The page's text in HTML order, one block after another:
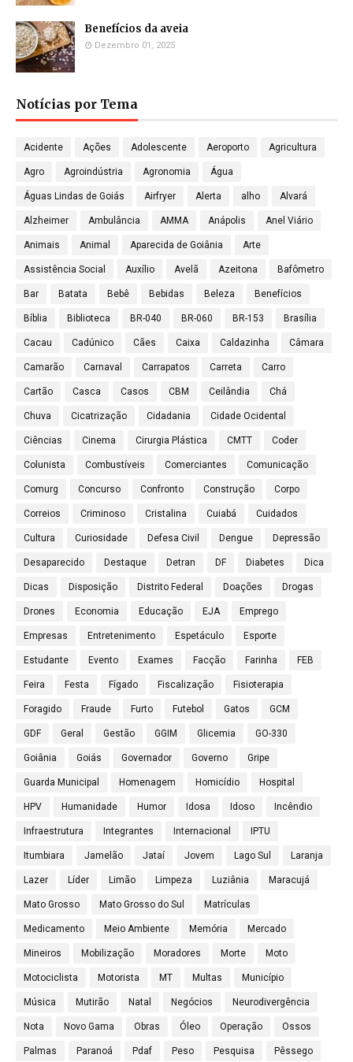
Benefícios da aveia
Dezembro 01, 2025
Notícias por Tema
Acidente Ações Adolescente Aeroporto Agricultura
Agro Agroindústria Agronomia Água
Águas Lindas de Goiás Airfryer Alerta alho Alvará
Alzheimer Ambulância AMMA Anápolis Anel Viário
Animais Animal Aparecida de Goiânia Arte
Assistência Social Auxílio Avelã Azeitona Bafômetro
Bar Batata Bebê Bebidas Beleza Benefícios
Bíblia Biblioteca BR-040 BR-060 BR-153 Brasília
Cacau Cadúnico Cães Caixa Caldazinha Câmara
Camarão Carnaval Carrapatos Carreta Carro
Cartão Casca Casos CBM Ceilândia Chá
Chuva Cicatrização Cidadania Cidade Ocidental
Ciências Cinema Cirurgia Plástica CMTT Coder
Colunista Combustíveis Comerciantes Comunicação
Comurg Concurso Confronto Construção Corpo
Correios Criminoso Cristalina Cuiabá Cuidados
Cultura Curiosidade Defesa Civil Dengue Depressão
Desaparecido Destaque Detran DF Diabetes Dica
Dicas Disposição Distrito Federal Doações Drogas
Drones Economia Educação EJA Emprego
Empresas Entretenimento Espetáculo Esporte
Estudante Evento Exames Facção Farinha FEB
Feira Festa Fígado Fiscalização Fisioterapia
Foragido Fraude Furto Futebol Gatos GCM
GDF Geral Gestão GGIM Glicemia GO-330
Goiânia Goiás Governador Governo Gripe
Guarda Municipal Homenagem Homicídio Hospital
HPV Humanidade Humor Idosa Idoso Incêndio
Infraestrutura Integrantes Internacional IPTU
Itumbiara Jamelão Jataí Jovem Lago Sul Laranja
Lazer Líder Limão Limpeza Luziânia Maracujá
Mato Grosso Mato Grosso do Sul Matrículas
Medicamento Meio Ambiente Memória Mercado
Mineiros Mobilização Moradores Morte Moto
Motociclista Motorista MT Multas Município
Música Mutirão Natal Negócios Neurodivergência
Nota Novo Gama Obras Óleo Operação Ossos
Palmas Paranoá Pdaf Peso Pesquisa Pêssego